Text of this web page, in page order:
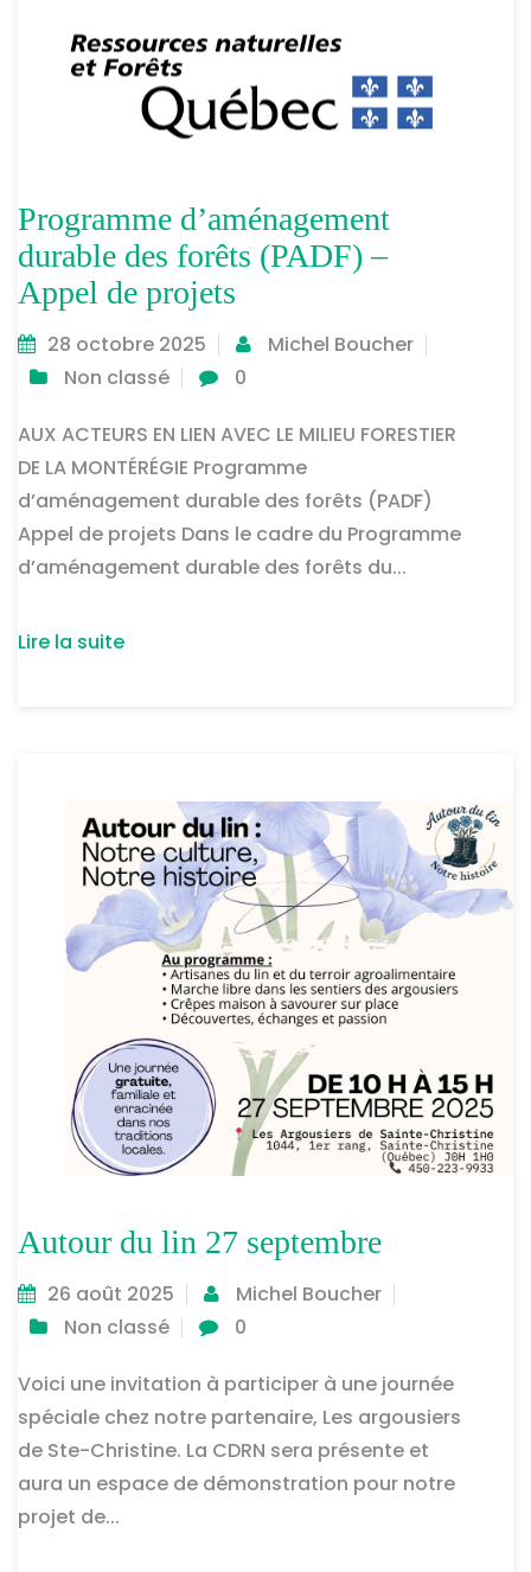
Programme d’aménagement
durable des forêts (PADF) –
Appel de projets
28 octobre 2025
Michel Boucher
Non classé
0
AUX ACTEURS EN LIEN AVEC LE MILIEU FORESTIER
DE LA MONTÉRÉGIE Programme
d’aménagement durable des forêts (PADF)
Appel de projets Dans le cadre du Programme
d’aménagement durable des forêts du...
Lire la suite
Autour du lin 27 septembre
26 août 2025
Michel Boucher
Non classé
0
Voici une invitation à participer à une journée
spéciale chez notre partenaire, Les argousiers
de Ste-Christine. La CDRN sera présente et
aura un espace de démonstration pour notre
projet de...